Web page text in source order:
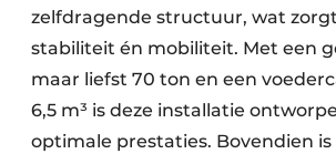
zelfdragende structuur, wat
stabiliteit én mobiliteit. Met een
maar liefst 70 ton en een
6,5 m³ is deze installatie
optimale prestaties. Bovendien